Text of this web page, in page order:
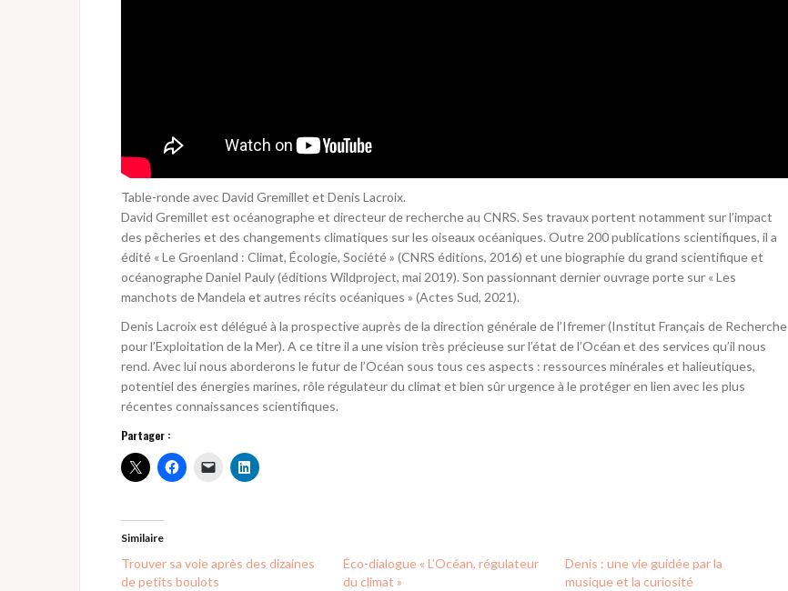
Table-ronde avec David Gremillet et Denis Lacroix.
David Gremillet est océanographe et directeur de recherche au CNRS. Ses travaux portent notamment sur l’impact
des pêcheries et des changements climatiques sur les oiseaux océaniques. Outre 200 publications scientifiques, il a
édité « Le Groenland : Climat, Écologie, Société » (CNRS éditions, 2016) et une biographie du grand scientifique et
océanographe Daniel Pauly (éditions Wildproject, mai 2019). Son passionnant dernier ouvrage porte sur « Les
manchots de Mandela et autres récits océaniques » (Actes Sud, 2021).
Denis Lacroix est délégué à la prospective auprès de la direction générale de l’Ifremer (Institut Français de Recherche
pour l’Exploitation de la Mer). A ce titre il a une vision très précieuse sur l’état de l’Océan et des services qu’il nous
rend. Avec lui nous aborderons le futur de l’Océan sous tous ces aspects : ressources minérales et halieutiques,
potentiel des énergies marines, rôle régulateur du climat et bien sûr urgence à le protéger en lien avec les plus
récentes connaissances scientifiques.
Partager :
Similaire
Trouver sa voie après des dizaines
de petits boulots
Éco-dialogue « L’Océan, régulateur
du climat »
Denis : une vie guidée par la
musique et la curiosité